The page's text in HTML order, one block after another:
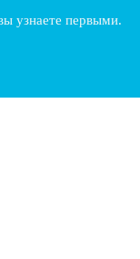
узнаете первыми.